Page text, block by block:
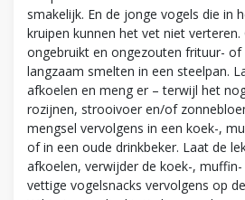
smakelijk. En de jonge vogels die in
kruipen kunnen het vet niet verteren.
ongebruikt en ongezouten frituur-
langzaam smelten in een steelpan.
afkoelen en meng er – terwijl het
rozijnen, strooivoer en/of
mengsel vervolgens in een koek-,
of in een oude drinkbeker. Laat de
afkoelen, verwijder de koek-,
vettige vogelsnacks vervolgens op